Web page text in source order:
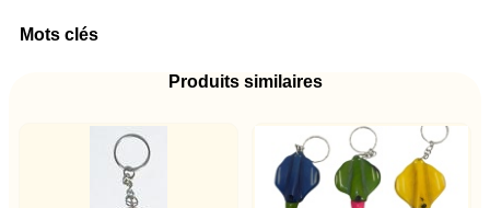
Mots clés
Produits similaires